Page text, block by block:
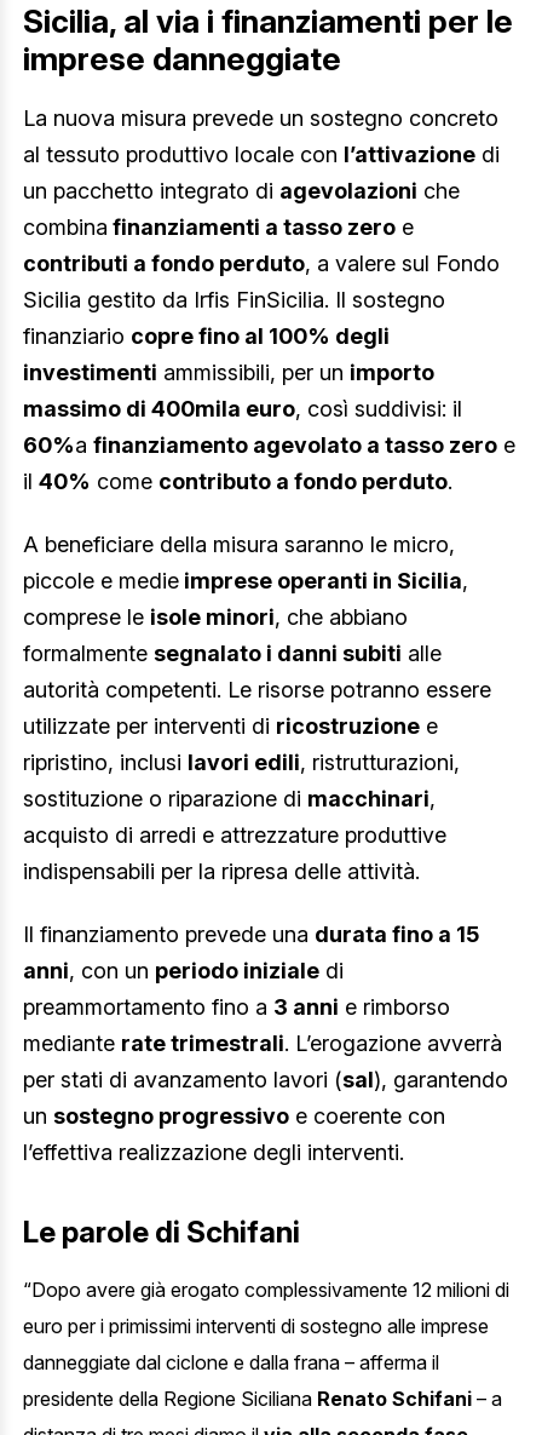
Sicilia, al via i finanziamenti per le
imprese danneggiate
La nuova misura prevede un sostegno concreto
al tessuto produttivo locale con l’attivazione di
un pacchetto integrato di agevolazioni che
combina finanziamenti a tasso zero e
contributi a fondo perduto, a valere sul Fondo
Sicilia gestito da Irfis FinSicilia. Il sostegno
finanziario copre fino al 100% degli
investimenti ammissibili, per un importo
massimo di 400mila euro, così suddivisi: il
60%a finanziamento agevolato a tasso zero e
il 40% come contributo a fondo perduto.
A beneficiare della misura saranno le micro,
piccole e medie imprese operanti in Sicilia,
comprese le isole minori, che abbiano
formalmente segnalato i danni subiti alle
autorità competenti. Le risorse potranno essere
utilizzate per interventi di ricostruzione e
ripristino, inclusi lavori edili, ristrutturazioni,
sostituzione o riparazione di macchinari,
acquisto di arredi e attrezzature produttive
indispensabili per la ripresa delle attività.
Il finanziamento prevede una durata fino a 15
anni, con un periodo iniziale di
preammortamento fino a 3 anni e rimborso
mediante rate trimestrali. L’erogazione avverrà
per stati di avanzamento lavori (sal), garantendo
un sostegno progressivo e coerente con
l’effettiva realizzazione degli interventi.
Le parole di Schifani
“Dopo avere già erogato complessivamente 12 milioni di
euro per i primissimi interventi di sostegno alle imprese
danneggiate dal ciclone e dalla frana – afferma il
presidente della Regione Siciliana Renato Schifani – a